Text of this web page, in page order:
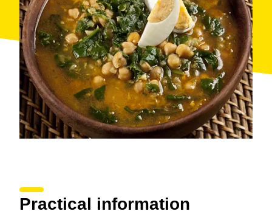
Practical information